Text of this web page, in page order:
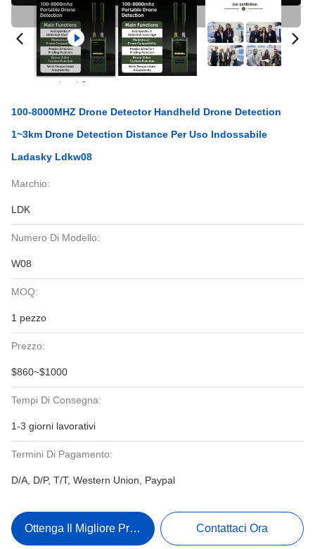
100-8000MHZ Drone Detector Handheld Drone Detection
1~3km Drone Detection Distance Per Uso Indossabile
Ladasky Ldkw08
Marchio:
LDK
Numero Di Modello:
W08
MOQ:
1 pezzo
Prezzo:
$860~$1000
Tempi Di Consegna:
1-3 giorni lavorativi
Termini Di Pagamento:
D/A, D/P, T/T, Western Union, Paypal
Ottenga Il Migliore Prezzo Contattaci Ora